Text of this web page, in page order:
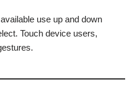
use up and down
Touch device users,